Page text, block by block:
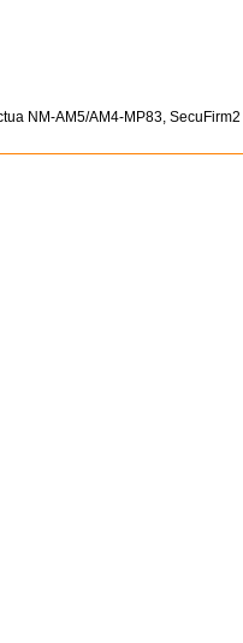
NM-AM5/AM4-MP83,